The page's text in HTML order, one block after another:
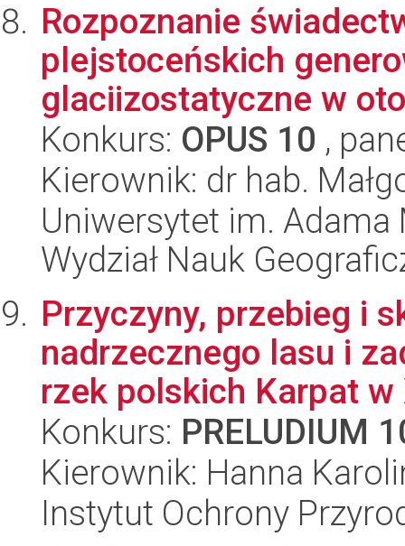
Rozpoznanie
plejstoceńskich
glaciizostatyczne w
Konkurs: OPUS 10 ,
Kierownik: dr hab.
Uniwersytet im.
Wydział Nauk
Przyczyny, przebieg i
nadrzecznego lasu i
rzek polskich Karpat w
Konkurs: PRELUDIUM
Kierownik: Hanna
Instytut Ochrony